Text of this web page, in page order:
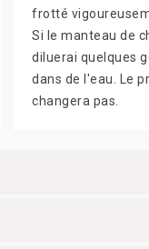
frotté
Si le manteau de
diluerai quelques
dans de l'eau. Le
changera pas.